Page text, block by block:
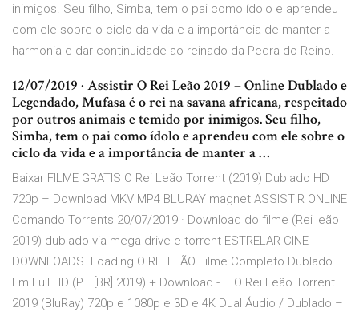
inimigos. Seu filho, Simba, tem o pai como ídolo e aprendeu
com ele sobre o ciclo da vida e a importância de manter a
harmonia e dar continuidade ao reinado da Pedra do Reino.
12/07/2019 · Assistir O Rei Leão 2019 – Online Dublado e
Legendado, Mufasa é o rei na savana africana, respeitado
por outros animais e temido por inimigos. Seu filho,
Simba, tem o pai como ídolo e aprendeu com ele sobre o
ciclo da vida e a importância de manter a …
Baixar FILME GRATIS O Rei Leão Torrent (2019) Dublado HD
720p – Download MKV MP4 BLURAY magnet ASSISTIR ONLINE
Comando Torrents 20/07/2019 · Download do filme (Rei leão
2019) dublado via mega drive e torrent ESTRELAR CINE
DOWNLOADS. Loading O REI LEÃO Filme Completo Dublado
Em Full HD (PT [BR] 2019) + Download - … O Rei Leão Torrent
2019 (BluRay) 720p e 1080p e 3D e 4K Dual Áudio / Dublado –